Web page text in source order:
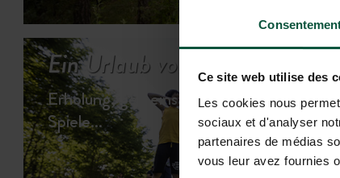
Ce site web utilise des
Les cookies nous
sociaux et d'analyser
partenaires de médias
vous leur avez fournies
Ein Urlaub voller
Erholung, gemeinsame Momente &
Spiele…